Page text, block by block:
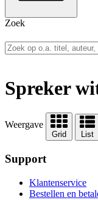
Zoek
Spreker
Weergave
Grid List
Support
Klantenservice
Bestellen en